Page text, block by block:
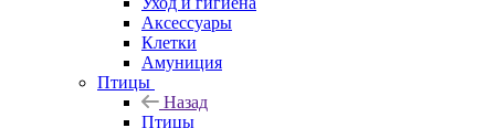
Аксессуары
Клетки
Амуниция
Птицы
Назад
Птицы